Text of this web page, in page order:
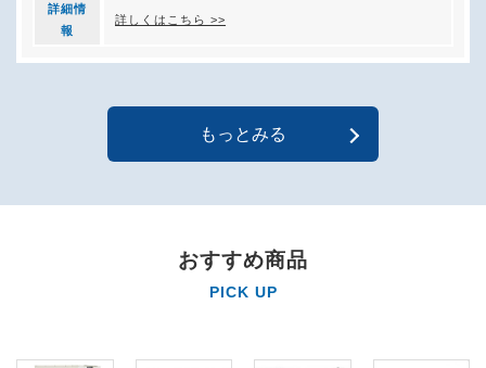
詳細情
報
詳しくはこちら >>
もっとみる
おすすめ商品
PICK UP